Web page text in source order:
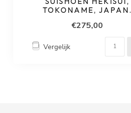
TOKONAME, JAPAN.
€275,00
Vergelijk